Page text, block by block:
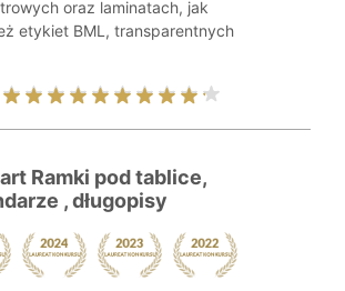
oraz laminatach, jak
etykiet BML, transparentnych
Ramki pod tablice,
, długopisy